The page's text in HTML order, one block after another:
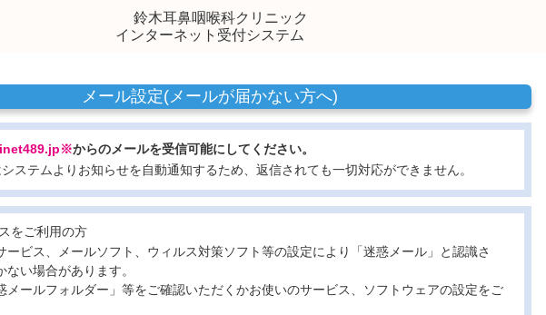
鈴木耳鼻咽喉科クリニック
インターネット受付システム
メール設定(メールが届かない方へ)
からのメールを受信可能にしてください。
ステムよりお知らせを自動通知するため、返信されても一切対応ができません。
をご利用の方
ービス、メールソフト、ウィルス対策ソフト等の設定により「迷惑メール」と認識さ
い場合があります。
メールフォルダー」等をご確認いただくかお使いのサービス、ソフトウェアの設定をご